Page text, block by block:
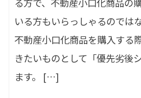
いる方もいらっしゃるのでは
不動産小口化商品を購入する
きたいものとして「優先劣後
ます。 […]